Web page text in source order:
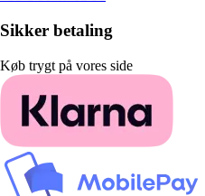
Sikker betaling
Køb trygt på vores side